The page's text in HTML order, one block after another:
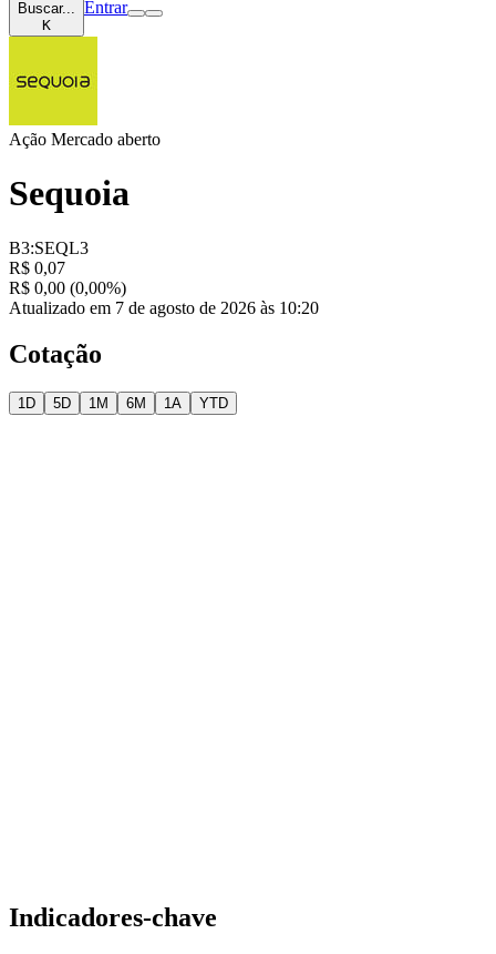
Buscar...
K
Entrar
Ação Mercado aberto
Sequoia
B3:SEQL3
R$ 0,07
R$ 0,00 (0,00%)
Atualizado em 7 de agosto de 2026 às 10:20
Cotação
1D 5D 1M 6M 1A YTD
Indicadores-chave